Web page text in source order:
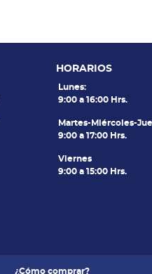
HORARIOS
Lunes:
9:00 a 16:00 Hrs.
Martes-Miércoles-
9:00 a 17:00 Hrs.
Viernes
9:00 a 15:00 Hrs.
¿Cómo comprar?